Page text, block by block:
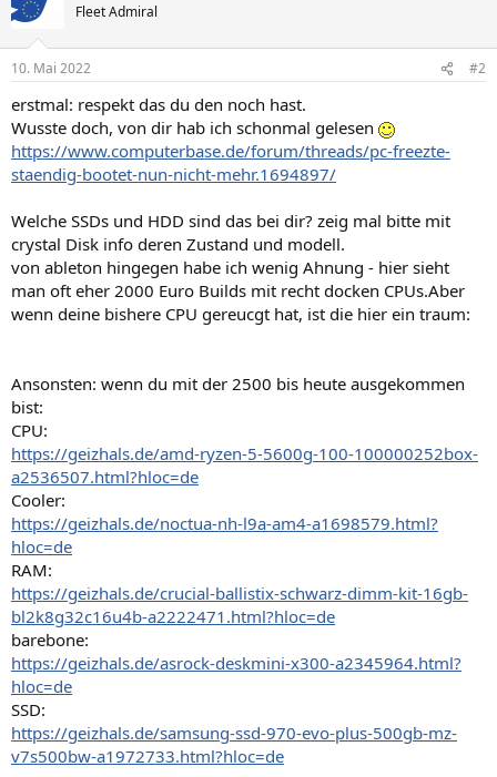
Fleet Admiral
10. Mai 2022 #2
erstmal: respekt das du den noch hast.
Wusste doch, von dir hab ich schonmal gelesen
https://www.computerbase.de/forum/threads/pc-freezte-
staendig-bootet-nun-nicht-mehr.1694897/
Welche SSDs und HDD sind das bei dir? zeig mal bitte mit
crystal Disk info deren Zustand und modell.
von ableton hingegen habe ich wenig Ahnung - hier sieht
man oft eher 2000 Euro Builds mit recht docken CPUs.Aber
wenn deine bishere CPU gereucgt hat, ist die hier ein traum:
Ansonsten: wenn du mit der 2500 bis heute ausgekommen
bist:
CPU:
https://geizhals.de/amd-ryzen-5-5600g-100-100000252box-
a2536507.html?hloc=de
Cooler:
https://geizhals.de/noctua-nh-l9a-am4-a1698579.html?
hloc=de
RAM:
https://geizhals.de/crucial-ballistix-schwarz-dimm-kit-16gb-
bl2k8g32c16u4b-a2222471.html?hloc=de
barebone:
https://geizhals.de/asrock-deskmini-x300-a2345964.html?
hloc=de
SSD:
https://geizhals.de/samsung-ssd-970-evo-plus-500gb-mz-
v7s500bw-a1972733.html?hloc=de